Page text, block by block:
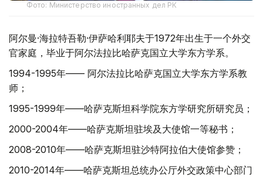
Фото: Министерство иностранных дел РК
阿尔曼·海拉特吾勒·伊萨哈利耶夫于1972年出生于一个外交
官家庭，毕业于阿尔法拉比哈萨克国立大学东方学系。
1994-1995年—— 阿尔法拉比哈萨克国立大学东方学系教
师；
1995-1999年——哈萨克斯坦科学院东方学研究所研究员；
2000-2004年——哈萨克斯坦驻埃及大使馆一等秘书；
2008-2010年——哈萨克斯坦驻沙特阿拉伯大使馆参赞；
2010-2014年——哈萨克斯坦总统办公厅外交政策中心部门